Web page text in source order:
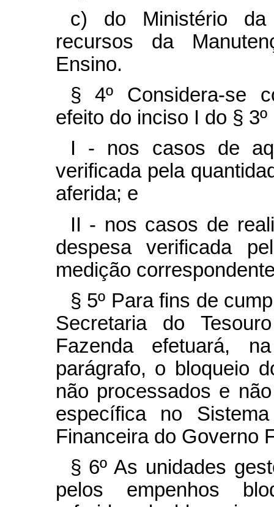
c) do Ministério da
recursos da
Ensino.
§ 4º Considera-se
efeito do inciso I do § 3º
I - nos casos de
verificada pela
aferida; e
II - nos casos de
despesa verificada
medição
§ 5º Para fins de
Secretaria do
Fazenda efetuará,
parágrafo, o bloqueio
não processados e
específica no
Financeira do Governo
§ 6º As unidades
pelos empenhos